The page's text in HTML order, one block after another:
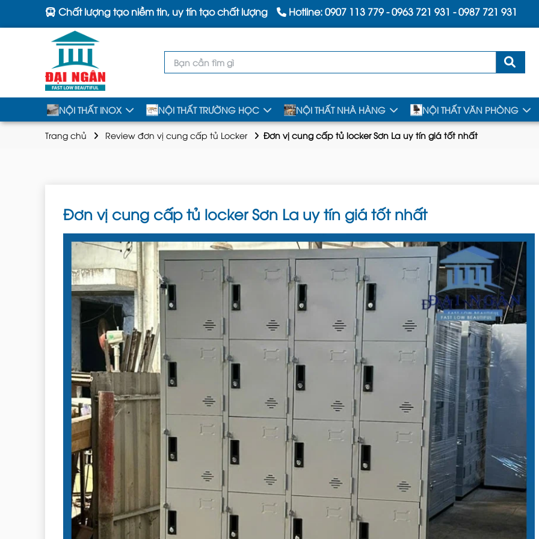
Chất lượng tạo niềm tin, uy tín tạo chất lượng Hotline:0907 113 779-0963 721 931 -0987 721 931
NỘI THẤT INOX NỘI THẤT TRƯỜNG HỌC NỘI THẤT NHÀ HÀNG NỘI THẤT VĂN PHÒNG
Trang chủ Review đơn vị cung cấp tủ Locker Đơn vị cung cấp tủ locker Sơn La uy tín giá tốt nhất
Đơn vị cung cấp tủ locker Sơn La uy tín giá tốt nhất